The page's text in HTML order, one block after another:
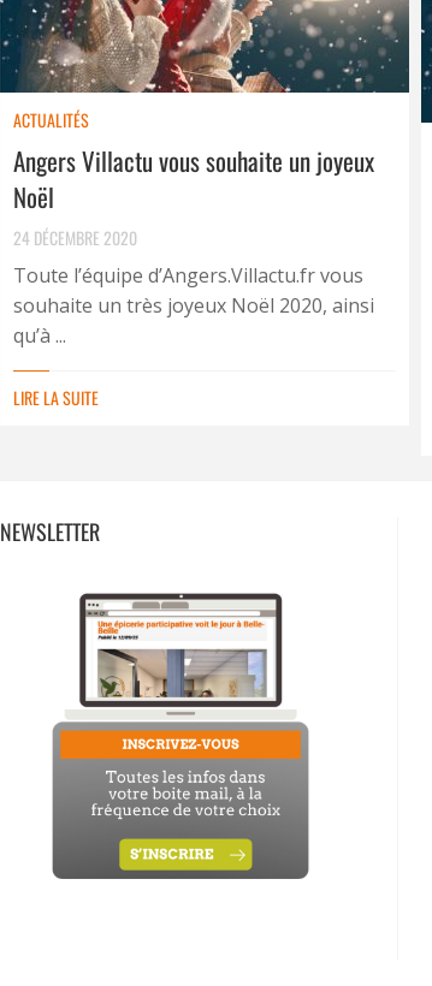
ACTUALITÉS
Angers Villactu vous souhaite un joyeux
Noël
24 DÉCEMBRE 2020
Toute l’équipe d’Angers.Villactu.fr vous
souhaite un très joyeux Noël 2020, ainsi
qu’à ...
LIRE LA SUITE
NEWSLETTER